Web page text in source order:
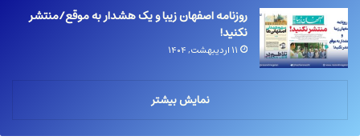
روزنامه اصفهان زیبا و یک هشدار به موقع/منتشر
نکنید!
۱۱ اردیبهشت, ۱۴۰۴
نمایش بیشتر